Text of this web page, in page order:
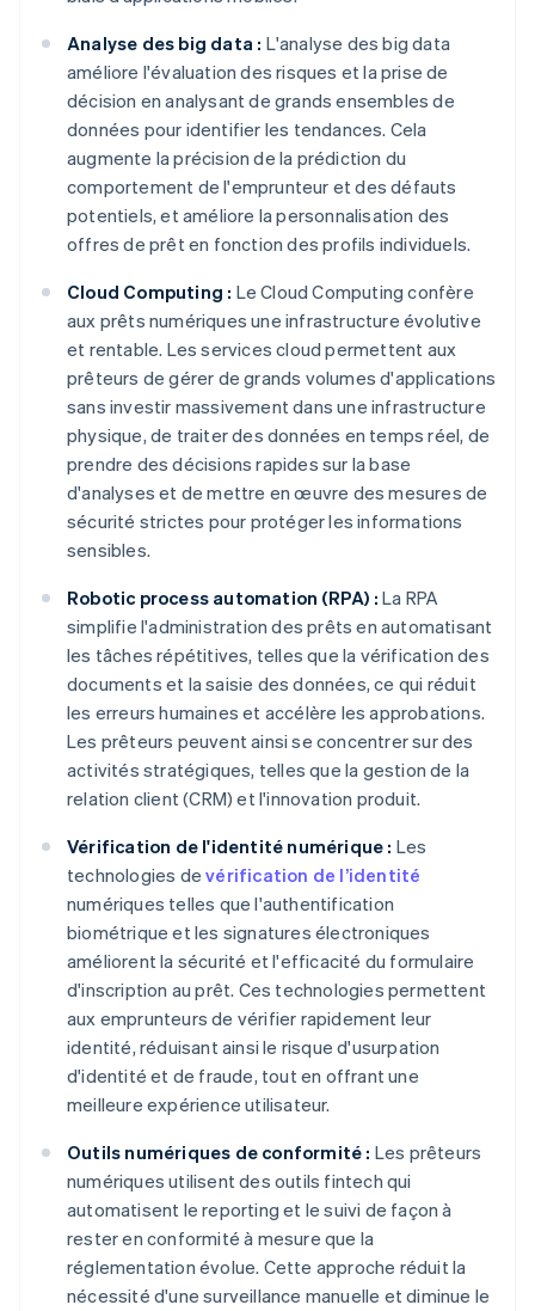
Analyse des big data : L'analyse des big data
améliore l'évaluation des risques et la prise de
décision en analysant de grands ensembles de
données pour identifier les tendances. Cela
augmente la précision de la prédiction du
comportement de l'emprunteur et des défauts
potentiels, et améliore la personnalisation des
offres de prêt en fonction des profils individuels.
Cloud Computing : Le Cloud Computing confère
aux prêts numériques une infrastructure évolutive
et rentable. Les services cloud permettent aux
prêteurs de gérer de grands volumes d'applications
sans investir massivement dans une infrastructure
physique, de traiter des données en temps réel, de
prendre des décisions rapides sur la base
d'analyses et de mettre en œuvre des mesures de
sécurité strictes pour protéger les informations
sensibles.
Robotic process automation (RPA) : La RPA
simplifie l'administration des prêts en automatisant
les tâches répétitives, telles que la vérification des
documents et la saisie des données, ce qui réduit
les erreurs humaines et accélère les approbations.
Les prêteurs peuvent ainsi se concentrer sur des
activités stratégiques, telles que la gestion de la
relation client (CRM) et l'innovation produit.
Vérification de l'identité numérique : Les
technologies devérification de l’identité
numériques telles que l'authentification
biométrique et les signatures électroniques
améliorent la sécurité et l'efficacité du formulaire
d'inscription au prêt. Ces technologies permettent
aux emprunteurs de vérifier rapidement leur
identité, réduisant ainsi le risque d'usurpation
d'identité et de fraude, tout en offrant une
meilleure expérience utilisateur.
Outils numériques de conformité : Les prêteurs
numériques utilisent des outils fintech qui
automatisent le reporting et le suivi de façon à
rester en conformité à mesure que la
réglementation évolue. Cette approche réduit la
nécessité d'une surveillance manuelle et diminue le